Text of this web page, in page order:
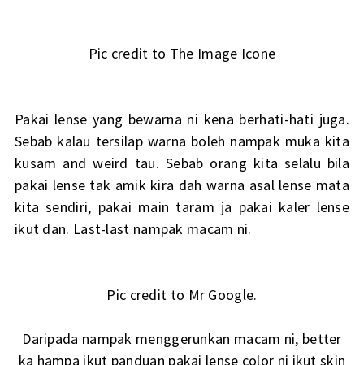
Pic credit to The Image Icone
Pakai lense yang bewarna ni kena berhati-hati juga.
Sebab kalau tersilap warna boleh nampak muka kita
kusam and weird tau. Sebab orang kita selalu bila
pakai lense tak amik kira dah warna asal lense mata
kita sendiri, pakai main taram ja pakai kaler lense
ikut dan. Last-last nampak macam ni.
Pic credit to Mr Google.
Daripada nampak menggerunkan macam ni, better
ka hampa ikut panduan pakai lense color ni ikut skin